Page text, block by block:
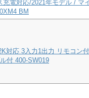
電対応/2021年モデル / マ
BM
対応 3入力1出力 リモコン
付 400-SW019